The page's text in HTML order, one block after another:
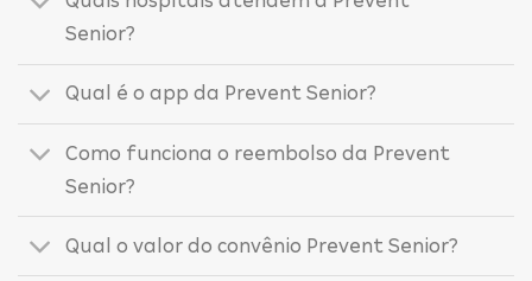
Senior?
Qual é o app da Prevent Senior?
Como funciona o reembolso da Prevent
Senior?
Qual o valor do convênio Prevent Senior?